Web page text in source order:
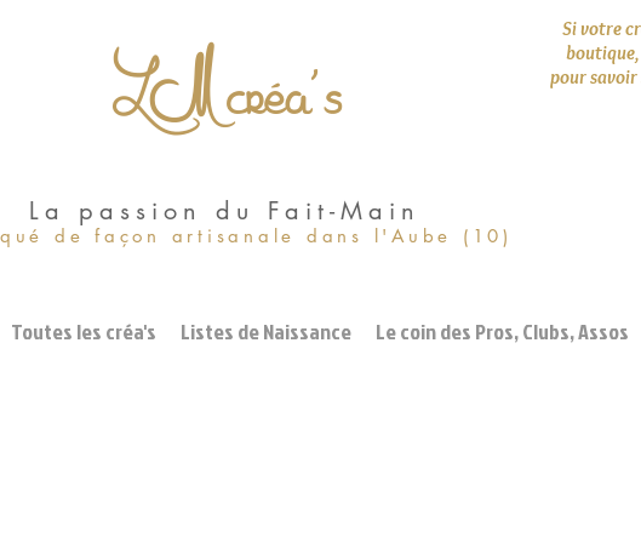
LM créa's
Si votre
pour savoir
La passion du Fait-Main
de façon artisanale dans l'Aube (10)
Toutes les créa's Listes de Naissance Le coin des Pros, Clubs, Assos